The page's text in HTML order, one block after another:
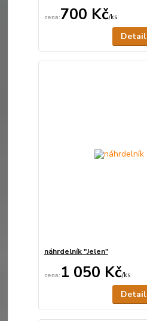
700 Kč/ks
Detail
náhrdelník "Jelen"
1 050 Kč/ks
Detail